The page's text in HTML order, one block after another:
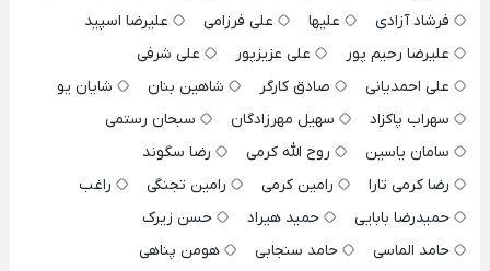
فرشاد آزادی
علیها علی فرزامی
علیرضا اسپید
علیرضا رحیم پور
علی عزیزپور
علی شرفی
علی احمدیانی
صادق کارگر شاهین بنان
شایان یو
سهراب پاکزاد
سهیل مهرزادگان
سبحان رستمی
سامان یاسین
روح الله کرمی
رضا سگوند
رضا کرمی تارا
رامین کرمی رامین تجنگی
راغب
حمیدرضا بابایی
حمید هیراد
حسن زیرک
حامد الماسی
حامد سنجابی
هومن پناهی